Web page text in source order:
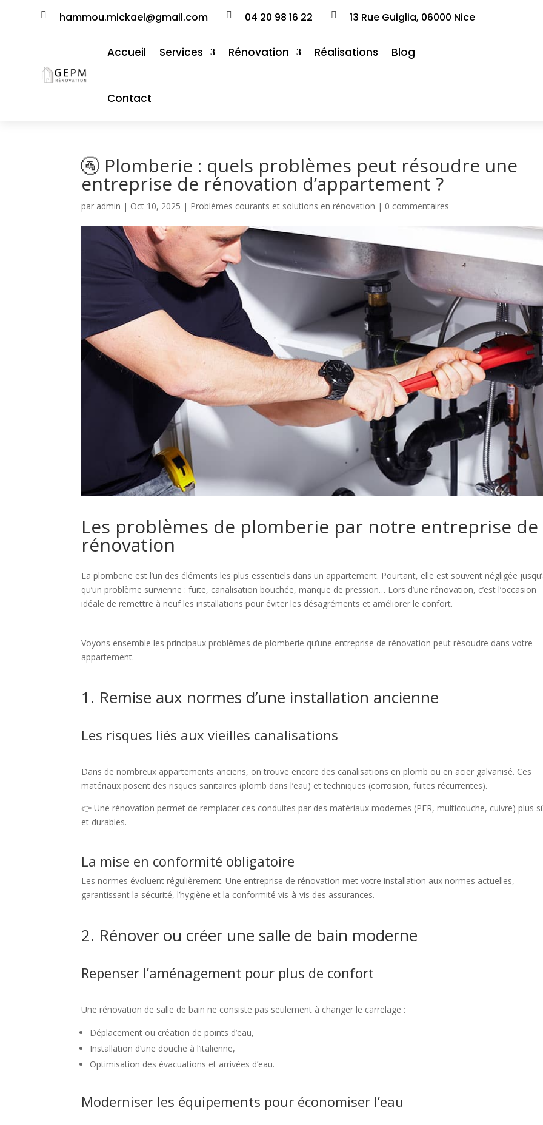
 hammou.mickael@gmail.com  04 20 9816 22  13 Rue Guiglia, 06000 Nice
Accueil Services Rénovation Réalisations Blog
Contact
🚰 Plomberie : quels problèmes peut résoudre une
entreprise de rénovation d’appartement ?
par admin | Oct 10, 2025 | Problèmes courants et solutions en rénovation | 0 commentaires
Les problèmes de plomberie par notre entreprise de
rénovation
La plomberie est l’un des éléments les plus essentiels dans un appartement. Pourtant, elle est souvent négligée
qu’un problème survienne : fuite, canalisation bouchée, manque de pression… Lors d’une rénovation, c’est l’occasion
idéale de remettre à neuf les installations pour éviter les désagréments et améliorer le confort.
Voyons ensemble les principaux problèmes de plomberie qu’une entreprise de rénovation peut résoudre dans votre
appartement.
1. Remise aux normes d’une installation ancienne
Les risques liés aux vieilles canalisations
Dans de nombreux appartements anciens, on trouve encore des canalisations en plomb ou en acier galvanisé. Ces
matériaux posent des risques sanitaires (plomb dans l’eau) et techniques (corrosion, fuites récurrentes).
👉 Une rénovation permet de remplacer ces conduites par des matériaux modernes (PER, multicouche, cuivre) plus
et durables.
La mise en conformité obligatoire
Les normes évoluent régulièrement. Une entreprise de rénovation met votre installation aux normes actuelles,
garantissant la sécurité, l’hygiène et la conformité vis-à-vis des assurances.
2. Rénover ou créer une salle de bain moderne
Repenser l’aménagement pour plus de confort
Une rénovation de salle de bain ne consiste pas seulement à changer le carrelage :
Déplacement ou création de points d’eau,
Installation d’une douche à l’italienne,
Optimisation des évacuations et arrivées d’eau.
Moderniser les équipements pour économiser l’eau